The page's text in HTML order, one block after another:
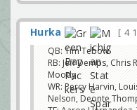
Hurka
4
QB: Tim Tebow
RB: Jeff Demps, Chris
Moody
WR: Percy Harvin,
Nelson, Deonte